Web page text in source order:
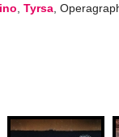
Tyrsa ,